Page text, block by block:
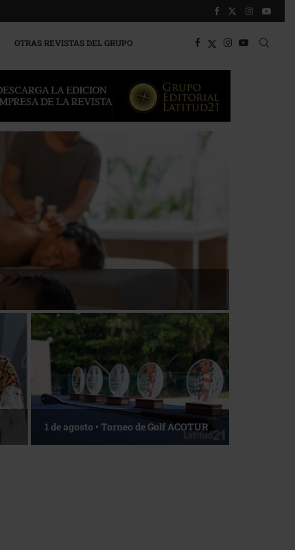
OTRAS REVISTAS DEL GRUPO
La esencia del servicio